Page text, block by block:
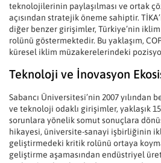
teknolojilerinin paylaşılması ve ortak
açısından stratejik öneme sahiptir.
diğer benzer girişimler, Türkiye’nin
rolünü göstermektedir. Bu yaklaşım,
küresel iklim müzakerelerindeki
Teknoloji ve İnovasyon
Sabancı Üniversitesi’nin 2007
ve teknoloji odaklı girişimler, yaklaşık
sorunlara yönelik somut sonuçlara
hikayesi, üniversite-sanayi işbirliğinin
geliştirmedeki kritik rolünü ortaya
geliştirme aşamasından endüstriyel